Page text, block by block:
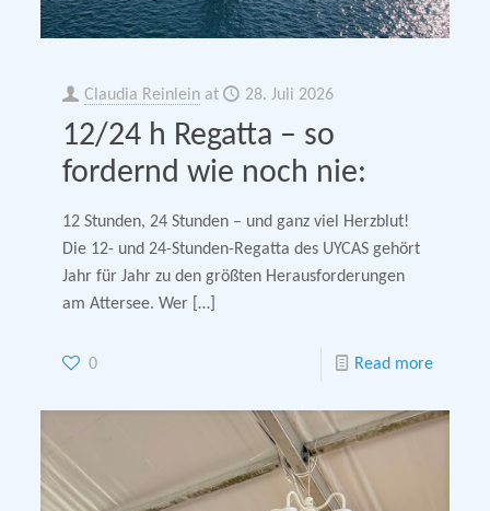
Claudia Reinlein at 28. Juli 2026
12/24 h Regatta – so
fordernd wie noch nie:
12 Stunden, 24 Stunden – und ganz viel Herzblut!
Die 12- und 24-Stunden-Regatta des UYCAS gehört
Jahr für Jahr zu den größten Herausforderungen
am Attersee. Wer[…]
0 Read more